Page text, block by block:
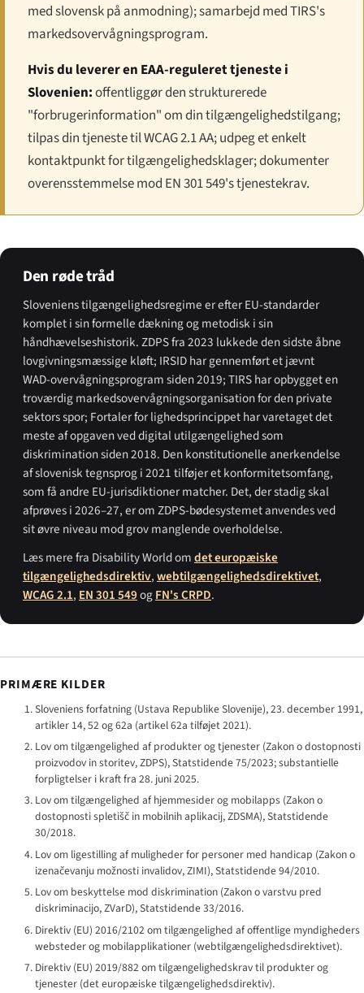
med slovensk på anmodning); samarbejd med TIRS's
markedsovervågningsprogram.
Hvis du leverer en EAA-reguleret tjeneste i
Slovenien:offentliggør den strukturerede
"forbrugerinformation" om din tilgængelighedstilgang;
tilpas din tjeneste til WCAG 2.1 AA; udpeg et enkelt
kontaktpunkt for tilgængelighedsklager; dokumenter
overensstemmelse mod EN 301 549's tjenestekrav.
Den røde tråd
Sloveniens tilgængelighedsregime er efter EU-standarder
komplet i sin formelle dækning og metodisk i sin
håndhævelseshistorik. ZDPS fra 2023 lukkede den sidste åbne
lovgivningsmæssige kløft; IRSID har gennemført et jævnt
WAD-overvågningsprogram siden 2019; TIRS har opbygget en
troværdig markedsovervågningsorganisation for den private
sektors spor; Fortaler for lighedsprincippet har varetaget det
meste af opgaven ved digital utilgængelighed som
diskrimination siden 2018. Den konstitutionelle anerkendelse
af slovenisk tegnsprog i 2021 tilføjer et konformitetsomfang,
som få andre EU-jurisdiktioner matcher. Det, der stadig skal
afprøves i 2026–27, er om ZDPS-bødesystemet anvendes ved
sit øvre niveau mod grov manglende overholdelse.
Læs mere fra Disability World omdet europæiske
tilgængelighedsdirektiv,webtilgængelighedsdirektivet,
WCAG 2.1, EN 301 549ogFN's CRPD.
PRIMÆRE KILDER
Sloveniens forfatning (Ustava Republike Slovenije), 23. december 1991,
artikler 14, 52 og 62a (artikel 62a tilføjet 2021).
Lov om tilgængelighed af produkter og tjenester (Zakon o dostopnosti
proizvodov in storitev, ZDPS), Statstidende 75/2023; substantielle
forpligtelser i kraft fra 28. juni 2025.
Lov om tilgængelighed af hjemmesider og mobilapps (Zakon o
dostopnosti spletišč in mobilnih aplikacij, ZDSMA), Statstidende
30/2018.
Lov om ligestilling af muligheder for personer med handicap (Zakon o
izenačevanju možnosti invalidov, ZIMI), Statstidende 94/2010.
Lov om beskyttelse mod diskrimination (Zakon o varstvu pred
diskriminacijo, ZVarD), Statstidende 33/2016.
Direktiv (EU) 2016/2102 om tilgængelighed af offentlige myndigheders
websteder og mobilapplikationer (webtilgængelighedsdirektivet).
Direktiv (EU) 2019/882 om tilgængelighedskrav til produkter og
tjenester (det europæiske tilgængelighedsdirektiv).